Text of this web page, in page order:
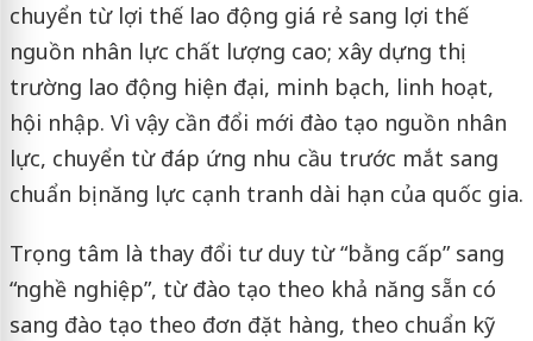
chuyển từ lợi thế lao động giá rẻ sang lợi thế
nguồn nhân lực chất lượng cao; xây dựng thị
trường lao động hiện đại, minh bạch, linh hoạt,
hội nhập. Vì vậy cần đổi mới đào tạo nguồn nhân
lực, chuyển từ đáp ứng nhu cầu trước mắt sang
chuẩn bị năng lực cạnh tranh dài hạn của quốc gia.
Trọng tâm là thay đổi tư duy từ “bằng cấp” sang
“nghề nghiệp”, từ đào tạo theo khả năng sẵn có
sang đào tạo theo đơn đặt hàng, theo chuẩn kỹ